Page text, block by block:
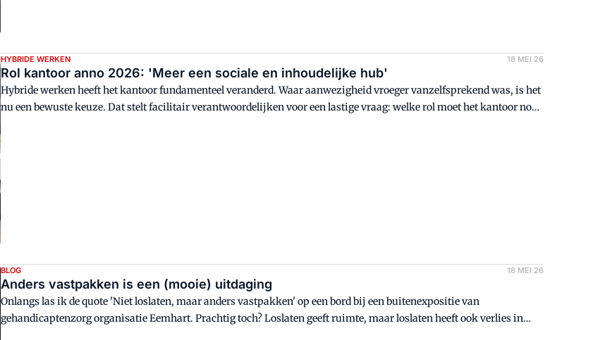
HYBRIDE WERKEN 18 MEI 26
Rol kantoor anno 2026: 'Meer een sociale en inhoudelijke hub'
Hybride werken heeft het kantoor fundamenteel veranderd. Waar aanwezigheid vroeger vanzelfsprekend was, is het
nu een bewuste keuze. Dat stelt facilitair verantwoordelijken voor een lastige vraag: welke rol moet het kantoor nog
BLOG 18 MEI 26
Anders vastpakken is een (mooie) uitdaging
Onlangs las ik de quote 'Niet loslaten, maar anders vastpakken' op een bord bij een buitenexpositie van
gehandicaptenzorg organisatie Eemhart. Prachtig toch? Loslaten geeft ruimte, maar loslaten heeft ook verlies in